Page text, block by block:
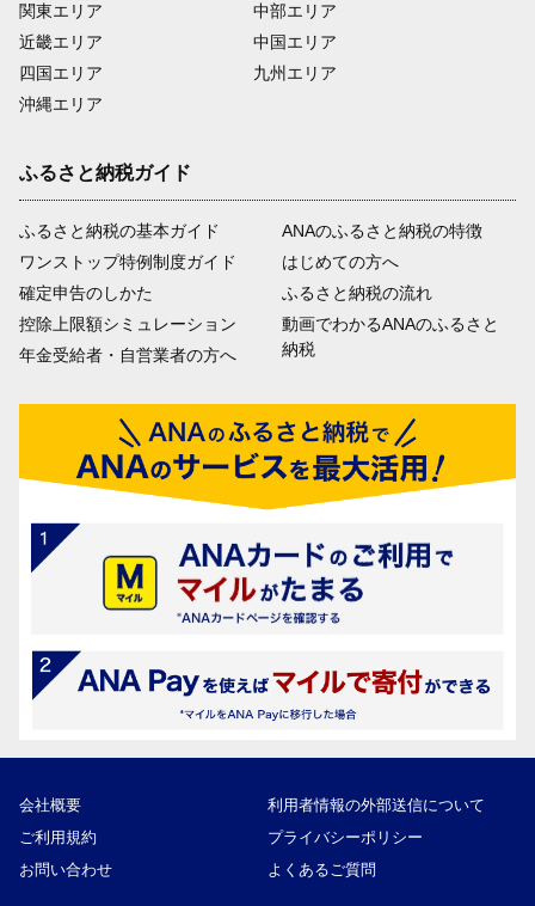
関東エリア
近畿エリア
四国エリア
沖縄エリア
中部エリア
中国エリア
九州エリア
ふるさと納税ガイド
ふるさと納税の基本ガイド
ワンストップ特例制度ガイド
確定申告のしかた
控除上限額シミュレーション
年金受給者・自営業者の方へ
ANAのふるさと納税の特徴
はじめての方へ
ふるさと納税の流れ
動画でわかるANAのふるさと
納税
会社概要
利用者情報の外部送信について
ご利用規約
プライバシーポリシー
お問い合わせ
よくあるご質問